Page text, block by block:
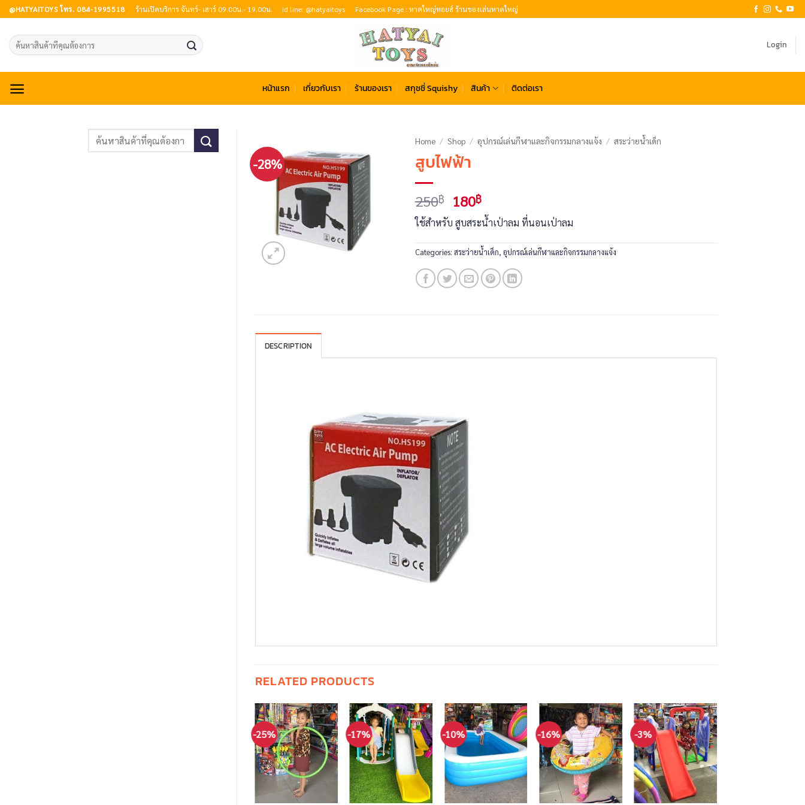
Skip
to
content
@HATYAITOYS โทร. 084-1995518 ร้านเปิดบริการ จันทร์- เสาร์ 09.00น.- 19.00น. id line: @hatyaitoys Facebook Page : หาดใหญ่ทอยส์ ร้านของเล่นหาดใหญ่
Search
for:
Login
หน้าแรก เกี่ยวกับเรา ร้านของเรา สกุชชี่ Squishy สินค้า ติดต่อเรา
-28%
Home / Shop / อุปกรณ์เล่นกีฬาและกิจกรรมกลางแจ้ง / สระว่ายน้ำเด็ก
สูบไฟฟ้า
250฿ Original
was:
250฿.
180฿Current
price
is:
180฿.
ใช้สำหรับ สูบสระน้ำเป่าลม ที่นอนเป่าลม
Categories: สระว่ายน้ำเด็ก, อุปกรณ์เล่นกีฬาและกิจกรรมกลางแจ้ง
DESCRIPTION
RELATED PRODUCTS
-25% -17% -10% -16% -3%